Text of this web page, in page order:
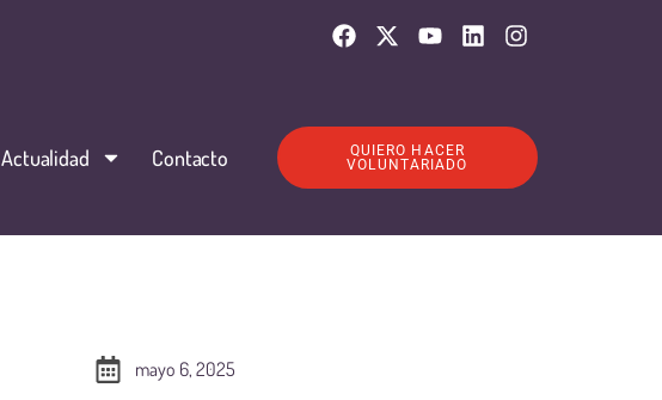
Actualidad Contacto
QUIERO HACER
VOLUNTARIADO
mayo 6, 2025